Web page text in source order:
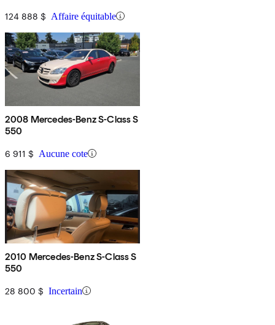
124 888 $ Affaire équitable
2008 Mercedes-Benz S-Class S
550
6 911 $ Aucune cote
2010 Mercedes-Benz S-Class S
550
28 800 $ Incertain